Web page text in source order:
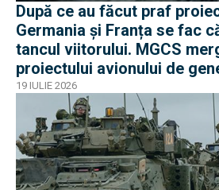
După ce au făcut praf
Germania și Franța se fac
tancul viitorului. MGCS
proiectului avionului de
19 IULIE 2026